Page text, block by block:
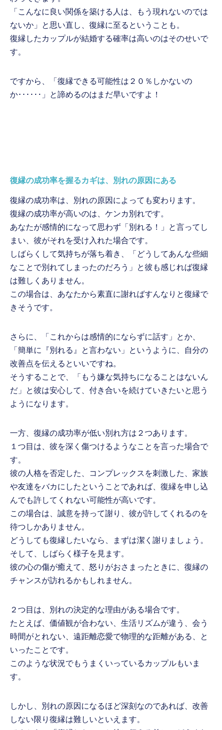
「こんなに良い関係を築ける人は、もう現れないのでは
ないか」と思い直し、復縁に至るということも。
復縁したカップルが結婚する確率は高いのはそのせいで
す。
ですから、「復縁できる可能性は２０％しかないの
か･･････」と諦めるのはまだ早いですよ！
復縁の成功率を握るカギは、別れの原因にある
復縁の成功率は、別れの原因によっても変わります。
復縁の成功率が高いのは、ケンカ別れです。
あなたが感情的になって思わず「別れる！」と言ってし
まい、彼がそれを受け入れた場合です。
しばらくして気持ちが落ち着き、「どうしてあんな些細
なことで別れてしまったのだろう」と彼も感じれば復縁
は難しくありません。
この場合は、あなたから素直に謝ればすんなりと復縁で
きそうです。
さらに、「これからは感情的にならずに話す」とか、
「簡単に『別れる』と言わない」というように、自分の
改善点を伝えるといいですね。
そうすることで、「もう嫌な気持ちになることはないん
だ」と彼は安心して、付き合いを続けていきたいと思う
ようになります。
一方、復縁の成功率が低い別れ方は２つあります。
１つ目は、彼を深く傷つけるようなことを言った場合で
す。
彼の人格を否定した、コンプレックスを刺激した、家族
や友達をバカにしたということであれば、復縁を申し込
んでも許してくれない可能性が高いです。
この場合は、誠意を持って謝り、彼が許してくれるのを
待つしかありません。
どうしても復縁したいなら、まずは潔く謝りましょう。
そして、しばらく様子を見ます。
彼の心の傷が癒えて、怒りがおさまったときに、復縁の
チャンスが訪れるかもしれません。
２つ目は、別れの決定的な理由がある場合です。
たとえば、価値観が合わない、生活リズムが違う、会う
時間がとれない、遠距離恋愛で物理的な距離がある、と
いったことです。
このような状況でもうまくいっているカップルもいま
す。
しかし、別れの原因になるほど深刻なのであれば、改善
しない限り復縁は難しいといえます。